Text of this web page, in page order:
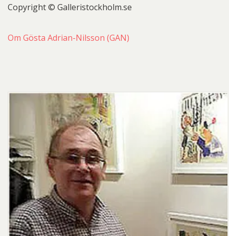
Copyright © Galleristockholm.se
Om Gösta Adrian-Nilsson (GAN)